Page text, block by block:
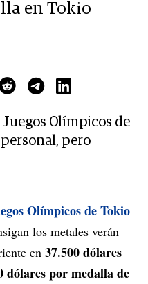
en Tokio
Olímpicos de
pero
Olímpicos de Tokio
los metales verán
en 37.500 dólares
dólares por medalla de